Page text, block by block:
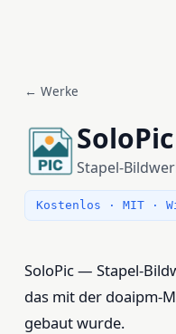
← Werke
SoloPic
Stapel-
Kostenlos · MIT ·
SoloPic — Stapel-
das mit der doaipm-
gebaut wurde.